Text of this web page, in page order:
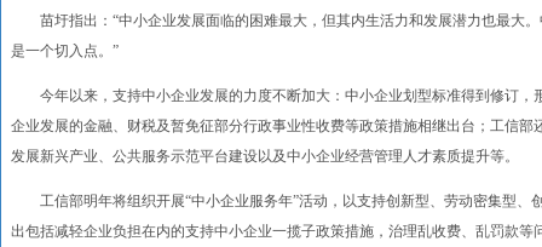
苗圩指出：“中小企业发展面临的困难最大，但其内生活力和发展潜力也最大
是一个切入点。”
今年以来，支持中小企业发展的力度不断加大：中小企业划型标准得到修订，
企业发展的金融、财税及暂免征部分行政事业性收费等政策措施相继出台；工信
发展新兴产业、公共服务示范平台建设以及中小企业经营管理人才素质提升等。
工信部明年将组织开展“中小企业服务年”活动，以支持创新型、劳动密集型、
出包括减轻企业负担在内的支持中小企业一揽子政策措施，治理乱收费、乱罚款等